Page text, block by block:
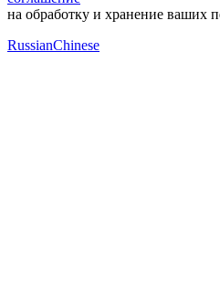
на обработку и хранение ваших
RussianChinese